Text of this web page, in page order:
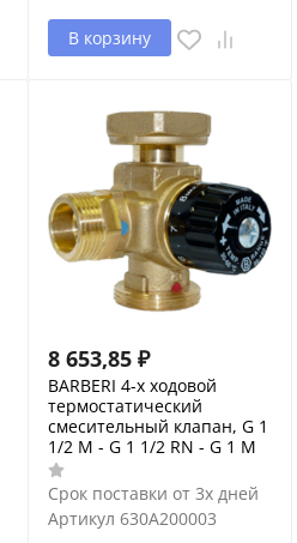
В корзину
8 653,85 ₽
BARBERI 4-х ходовой
термостатический
смесительный клапан, G 1
1/2 M - G 1 1/2 RN - G 1 M
Срок поставки от 3х дней
Артикул 630A200003